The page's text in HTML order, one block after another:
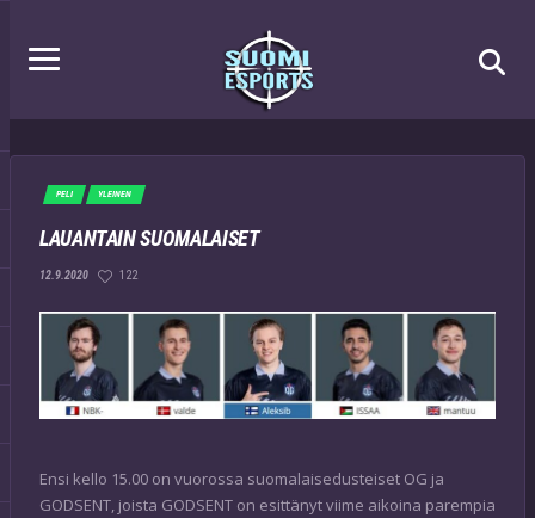
PELI YLEINEN
LAUANTAIN SUOMALAISET
12.9.2020 122
Ensi kello 15.00 on vuorossa suomalaisedusteiset OG ja
GODSENT, joista GODSENT on esittänyt viime aikoina parempia